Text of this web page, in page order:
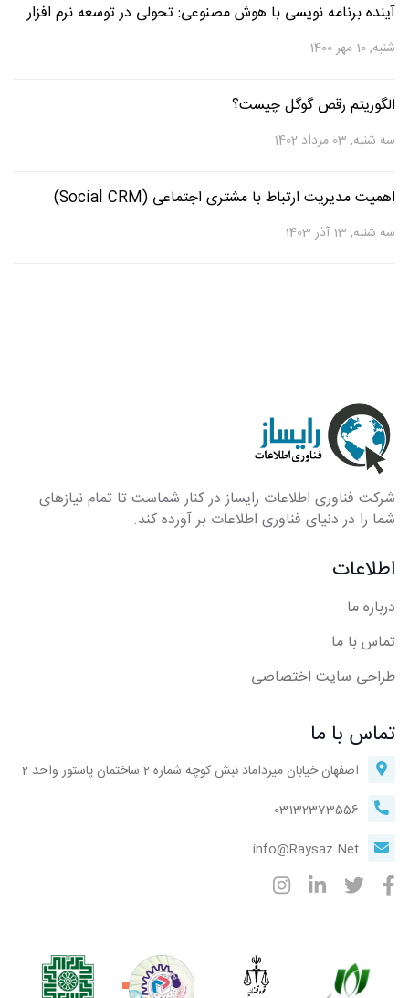
آینده برنامه نویسی با هوش مصنوعی: تحولی در توسعه نرم افزار
شنبه, 10 مهر 1400
الگوریتم رقص گوگل چیست؟
سه شنبه, 03 مرداد 1402
اهمیت مدیریت ارتباط با مشتری اجتماعی (Social CRM)
سه شنبه, 13 آذر 1403
شرکت فناوری اطلاعات رایساز در کنار شماست تا تمام نیازهای
شما را در دنیای فناوری اطلاعات بر آورده کند.
اطلاعات
درباره ما
تماس با ما
طراحی سایت اختصاصی
تماس با ما
اصفهان خیابان میرداماد نبش کوچه شماره 2 ساختمان پاستور واحد 2
03132373556
info@Raysaz.Net